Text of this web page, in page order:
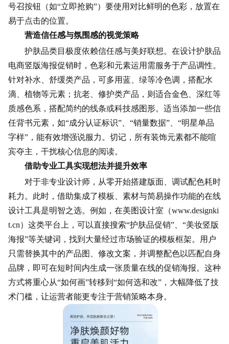
号召按钮（如“立即抢购”）要使用对比鲜明的色彩，放置在
易于点击的位置。
营造信任感与氛围感的视觉策略
护肤品类目极度依赖信任感与美好联想。在设计护肤品
电商竖版海报促销时，色彩和元素运用需服务于产品调性。
针对补水、舒缓类产品，可多用蓝、绿等冷色调，搭配水
滴、植物等元素；抗老、修护类产品，则适合金色、深红等
质感色系，搭配简约的线条或科技感图形。适当添加一些信
任背书元素，如“成分认证标识”、“销量数据”、“明星单品
字样”，能有效增强说服力。切记，所有装饰元素都不能喧
宾夺主，干扰核心信息的阅读。
借助专业工具实现想法并提升效率
对于非专业设计师，从零开始搭建版面、调试配色耗时
耗力。此时，借助集成了模板、素材与简易操作功能的在线
设计工具是明智之选。例如，在美图设计室（www.designki
t.cn）这类平台上，可以直接搜索“护肤品促销”、“美妆竖版
海报”等关键词，找到大量经过市场验证的模板框架。用户
只需替换其中的产品图、修改文案，并调整配色以匹配自身
品牌，即可在短时间内生成一张质量在线的促销海报。这种
方式将重心从“如何画”转移到“如何选和改”，大幅降低了技
术门槛，让运营者能更专注于营销策略本身。